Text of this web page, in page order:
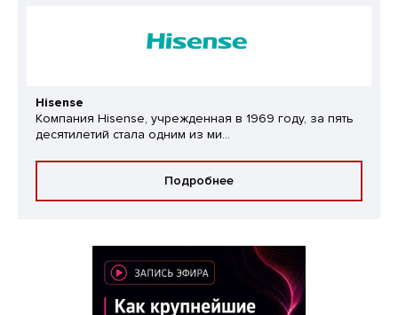
Hisense
Компания Hisense, учрежденная в 1969 году, за пять
десятилетий стала одним из ми...
Подробнее